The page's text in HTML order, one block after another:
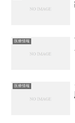
医療情報
医療情報